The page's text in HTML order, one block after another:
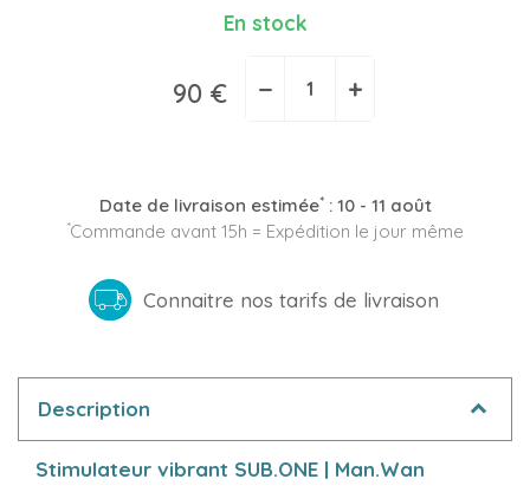
En stock
90 € − +
Date de livraison estimée*: 10 - 11 août
*Commande avant 15h = Expédition le jour même
Connaitre nos tarifs de livraison
Description
Stimulateur vibrant SUB.ONE | Man.Wan